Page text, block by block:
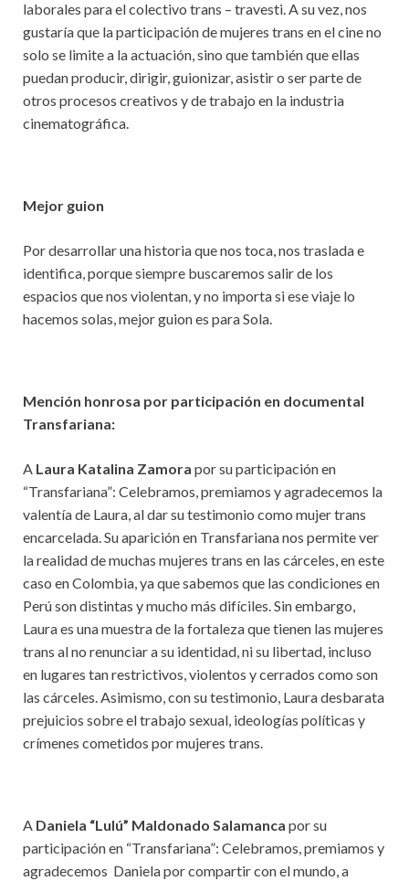
laborales para el colectivo trans – travesti. A su vez, nos
gustaría que la participación de mujeres trans en el cine no
solo se limite a la actuación, sino que también que ellas
puedan producir, dirigir, guionizar, asistir o ser parte de
otros procesos creativos y de trabajo en la industria
cinematográfica.
Mejor guion
Por desarrollar una historia que nos toca, nos traslada e
identifica, porque siempre buscaremos salir de los
espacios que nos violentan, y no importa si ese viaje lo
hacemos solas, mejor guion es para Sola.
Mención honrosa por participación en documental
Transfariana:
A Laura Katalina Zamora por su participación en
“Transfariana”: Celebramos, premiamos y agradecemos la
valentía de Laura, al dar su testimonio como mujer trans
encarcelada. Su aparición en Transfariana nos permite ver
la realidad de muchas mujeres trans en las cárceles, en este
caso en Colombia, ya que sabemos que las condiciones en
Perú son distintas y mucho más difíciles. Sin embargo,
Laura es una muestra de la fortaleza que tienen las mujeres
trans al no renunciar a su identidad, ni su libertad, incluso
en lugares tan restrictivos, violentos y cerrados como son
las cárceles. Asimismo, con su testimonio, Laura desbarata
prejuicios sobre el trabajo sexual, ideologías políticas y
crímenes cometidos por mujeres trans.
A Daniela “Lulú” Maldonado Salamanca por su
participación en “Transfariana”: Celebramos, premiamos y
agradecemos Daniela por compartir con el mundo, a